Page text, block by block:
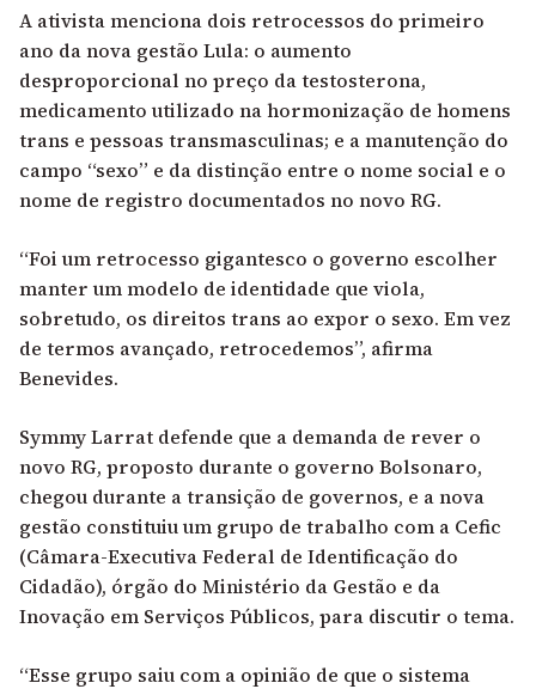
A ativista menciona dois retrocessos do primeiro
ano da nova gestão Lula: o aumento
desproporcional no preço da testosterona,
medicamento utilizado na hormonização de homens
trans e pessoas transmasculinas; e a manutenção do
campo “sexo” e da distinção entre o nome social e o
nome de registro documentados no novo RG.
“Foi um retrocesso gigantesco o governo escolher
manter um modelo de identidade que viola,
sobretudo, os direitos trans ao expor o sexo. Em vez
de termos avançado, retrocedemos”, afirma
Benevides.
Symmy Larrat defende que a demanda de rever o
novo RG, proposto durante o governo Bolsonaro,
chegou durante a transição de governos, e a nova
gestão constituiu um grupo de trabalho com a Cefic
(Câmara-Executiva Federal de Identificação do
Cidadão), órgão do Ministério da Gestão e da
Inovação em Serviços Públicos, para discutir o tema.
“Esse grupo saiu com a opinião de que o sistema